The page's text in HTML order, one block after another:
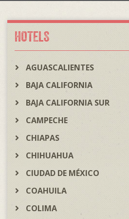
HOTELS
AGUASCALIENTES
BAJA CALIFORNIA
BAJA CALIFORNIA SUR
CAMPECHE
CHIAPAS
CHIHUAHUA
CIUDAD DE MÉXICO
COAHUILA
COLIMA